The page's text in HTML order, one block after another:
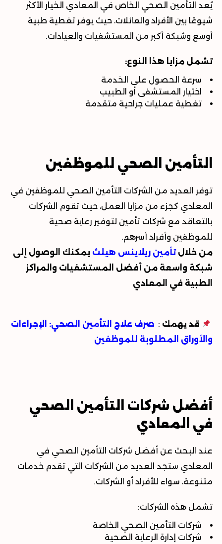
يُعد التأمين الصحي الخاص في المعادي الخيار الأكثر
شيوعًا بين الأفراد والعائلات، حيث يوفر تغطية طبية
أوسع وشبكة أكبر من المستشفيات والعيادات.
تشمل مزايا هذا النوع:
سرعة الحصول على الخدمة
اختيار المستشفى أو الطبيب
تغطية عمليات جراحية متقدمة
التأمين الصحي للموظفين
توفر العديد من الشركات التأمين الصحي للموظفين في
المعادي كجزء من مزايا العمل، حيث تقوم الشركات
بالتعاقد مع شركات تأمين لتوفير رعاية صحية
للموظفين وأفراد أسرهم.
من خلالتأمين ريلاينس هيلث يمكنك الوصول إلى
شبكة واسعة من أفضل المستشفيات والمراكز
الطبية في المعادي
قد يهمك : صرف علاج التأمين الصحي: الإجراءات
والأوراق المطلوبة للموظفين
أفضل شركات التأمين الصحي
في المعادي
عند البحث عن أفضل شركات التأمين الصحي في
المعادي ستجد العديد من الشركات التي تقدم خدمات
متنوعة، سواء للأفراد أو الشركات.
تشمل هذه الشركات:
شركات التأمين الصحي الخاصة
شركات إدارة الرعاية الصحية